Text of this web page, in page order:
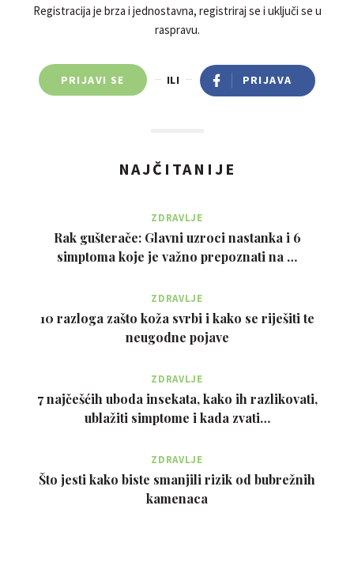
Registracija je brza i jednostavna, registriraj se i uključi se u
raspravu.
PRIJAVI SE ILI PRIJAVA
NAJČITANIJE
ZDRAVLJE
Rak gušterače: Glavni uzroci nastanka i 6
simptoma koje je važno prepoznati na …
ZDRAVLJE
10 razloga zašto koža svrbi i kako se riješiti te
neugodne pojave
ZDRAVLJE
7 najčešćih uboda insekata, kako ih razlikovati,
ublažiti simptome i kada zvati…
ZDRAVLJE
Što jesti kako biste smanjili rizik od bubrežnih
kamenaca